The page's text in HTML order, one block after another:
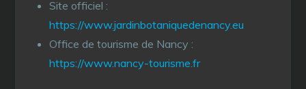
Site officiel :
https://www.jardinbotaniquedenancy.eu
Office de tourisme de Nancy :
https://www.nancy-tourisme.fr